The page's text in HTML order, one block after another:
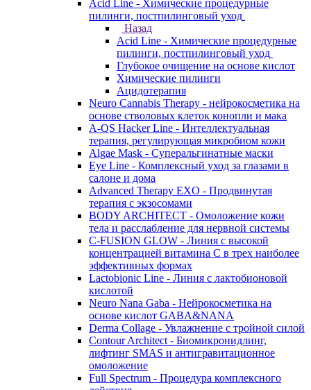
Acid Line - Химические процедурные
пилинги, постпилинговый уход
Назад
Acid Line - Химические процедурные
пилинги, постпилинговый уход
Глубокое очищение на основе кислот
Химические пилинги
Ацидотерапия
Neuro Cannabis Therapy - нейрокосметика на
основе стволовых клеток конопли и мака
A-QS Hacker Line - Интеллектуальная
терапия, регулирующая микробиом кожи
Algae Mask - Суперальгинатные маски
Eye Line - Комплексный уход за глазами в
салоне и дома
Advanced Therapy EXO - Продвинутая
терапия с экзосомами
BODY ARCHITECT - Омоложение кожи
тела и расслабление для нервной системы
C-FUSION GLOW - Линия с высокой
концентрацией витамина C в трех наиболее
эффективных формах
Lactobionic Line - Линия с лактобионовой
кислотой
Neuro Nana Gaba - Нейрокосметика на
основе кислот GABA&NANA
Derma Collage - Увлажнение с тройной силой
Contour Architect - Биомикронидлинг,
лифтинг SMAS и антигравитационное
омоложение
Full Spectrum - Процедура комплексного